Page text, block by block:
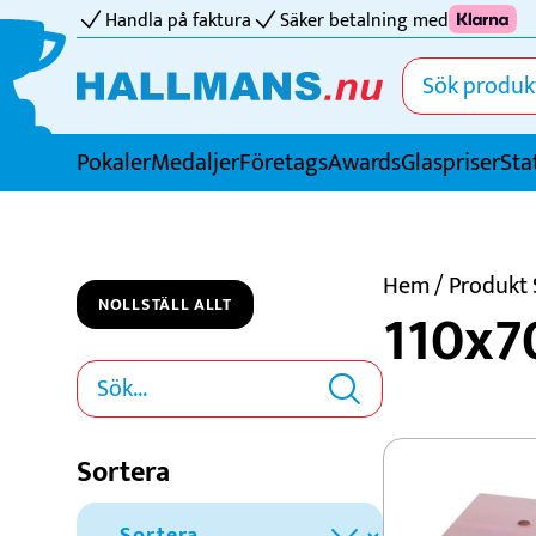
Handla på faktura Säker betalning med
PokalerMedaljerFöretagsAwardsGlaspriser
Badminton
Basket
Biljard
Bordtennis
Bowling
Cricket
NOLLSTÄLL ALLT
Sortera
Hem/ Produkt